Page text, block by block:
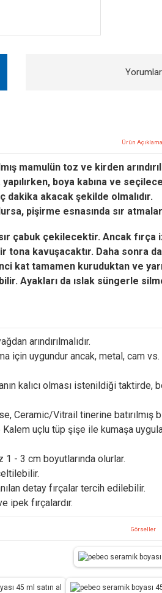
Yorumlar
Ürün
mamulün toz ve kirden
yapılırken, boya kabına ve
dakika akacak şekilde olmalıdır.
pişirme esnasında sır
çabuk çekilecektir. Ancak
kavuşacaktır. Daha sonra da
kat tamamen kuruduktan ve
Ayakları da ıslak süngerle
arındırılmalıdır.
için uygundur ancak, metal, cam
kalıcı olması istenildiği
Ceramic/Vitrail tinerine batırılmış
Kalem uçlu tüp şişe ile kumaşa
1 - 3 cm boyutlarında olurlar.
detay fırçalar tercih edilebilir.
ipek fırçalardır.
Görseller